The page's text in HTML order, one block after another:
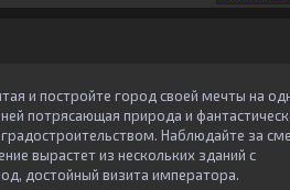
и постройте город своей мечты на
потрясающая природа и
Наблюдайте за
вырастет из нескольких зданий с
достойный визита императора.